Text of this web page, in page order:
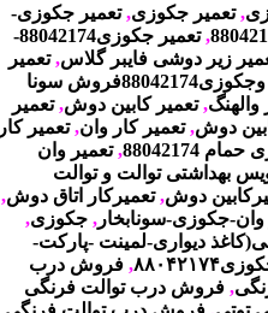
,تعمیر جکوزی,تعمیر جکوزی-
,
تعمیر جکوزی88042174-
زیر دوشی فایبر گلاس,تعمیر
تعمیر سونا وجکوزی88042174فروش سونا
والهنگ,تعمیر کابین دوش,تعمیر
دوش,تعمیر کار وان,تعمیر کار
88042174
,تعمیر وان
بهداشتی توالت و توالت
دوش,تعمیرکار اتاق دوش,
وان-جکوزی-سونابخار,جکوزی,
دیواری-لمینت -پارکت-
۸۸۰۴۲۱۷۴, فروش درب
,فروش درب توالت فرنگی